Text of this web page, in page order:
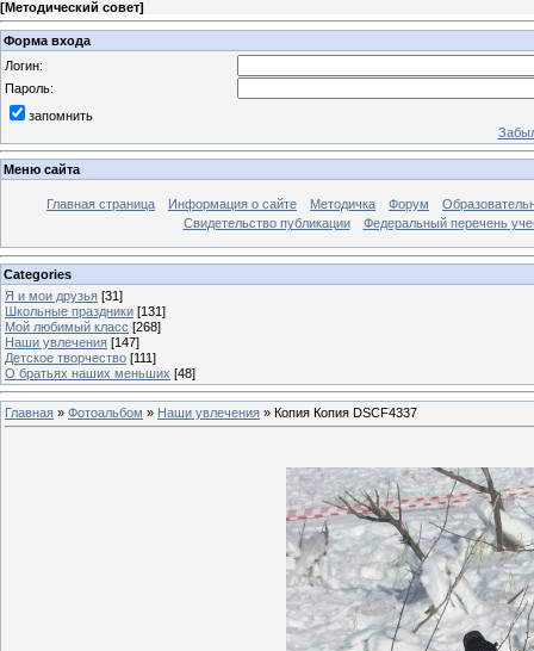
[Методический совет]
Форма входа
Логин:
Пароль:
запомнить
Меню сайта
Главная страница Информация о сайте Методичка Форум
Свидетельство публикации
Федеральный перечень
Categories
Я и мои друзья [31]
Школьные праздники [131]
Мой любимый класс [268]
Наши увлечения [147]
Детское творчество [111]
О братьях наших меньших [48]
Главная » Фотоальбом » Наши увлечения » Копия Копия DSCF4337